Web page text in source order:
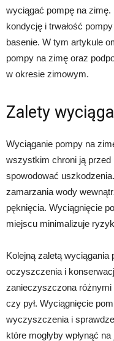
wyciągać pompę na
kondycję i trwałość
basenie. W tym artykule
pompy na zimę oraz
w okresie zimowym.
Zalety
Wyciąganie pompy na
wszystkim chroni ją
spowodować
zamarzania wody
pęknięcia. Wyciągnięcie
miejscu minimalizuje
Kolejną zaletą wyciągania
oczyszczenia i
zanieczyszczona różnymi
czy pył. Wyciągnięcie
wyczyszczenia i
które mogłyby wpłynąć